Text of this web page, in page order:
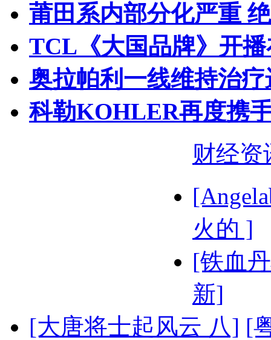
莆田系内部分化严重
TCL《大国品牌》开
奥拉帕利一线维持治
科勒KOHLER再度携
财经资
火的 ]
[铁血
新]
[大唐将士起风云 八] [